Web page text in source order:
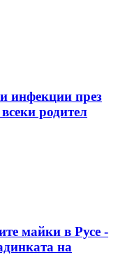
инфекции през
родител
майки в Русе -
на